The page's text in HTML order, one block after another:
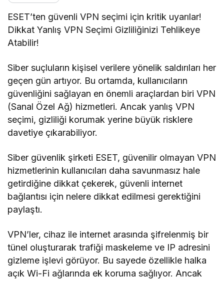
ESET’ten güvenli VPN seçimi için kritik uyarılar!
Dikkat Yanlış VPN Seçimi Gizliliğinizi Tehlikeye
Atabilir!
Siber suçluların kişisel verilere yönelik saldırıları her
geçen gün artıyor. Bu ortamda, kullanıcıların
güvenliğini sağlayan en önemli araçlardan biri VPN
(Sanal Özel Ağ) hizmetleri. Ancak yanlış VPN
seçimi, gizliliği korumak yerine büyük risklere
davetiye çıkarabiliyor.
Siber güvenlik şirketi ESET, güvenilir olmayan VPN
hizmetlerinin kullanıcıları daha savunmasız hale
getirdiğine dikkat çekerek, güvenli internet
bağlantısı için nelere dikkat edilmesi gerektiğini
paylaştı.
VPN’ler, cihaz ile internet arasında şifrelenmiş bir
tünel oluşturarak trafiği maskeleme ve IP adresini
gizleme işlevi görüyor. Bu sayede özellikle halka
açık Wi-Fi ağlarında ek koruma sağlıyor. Ancak